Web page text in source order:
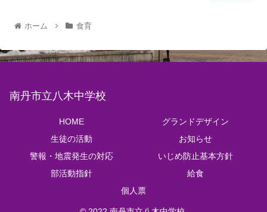
ホーム 食育
南丹市立八木中学校
HOME
グランドデザイン
生徒の活動
お知らせ
警報・地震発生の対応
いじめ防止基本方針
部活動指針
給食
個人票